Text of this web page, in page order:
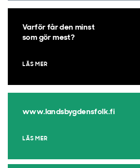
Varför får den minst
som gör mest?
LÄS MER
www.landsbygdensfolk.fi
LÄS MER